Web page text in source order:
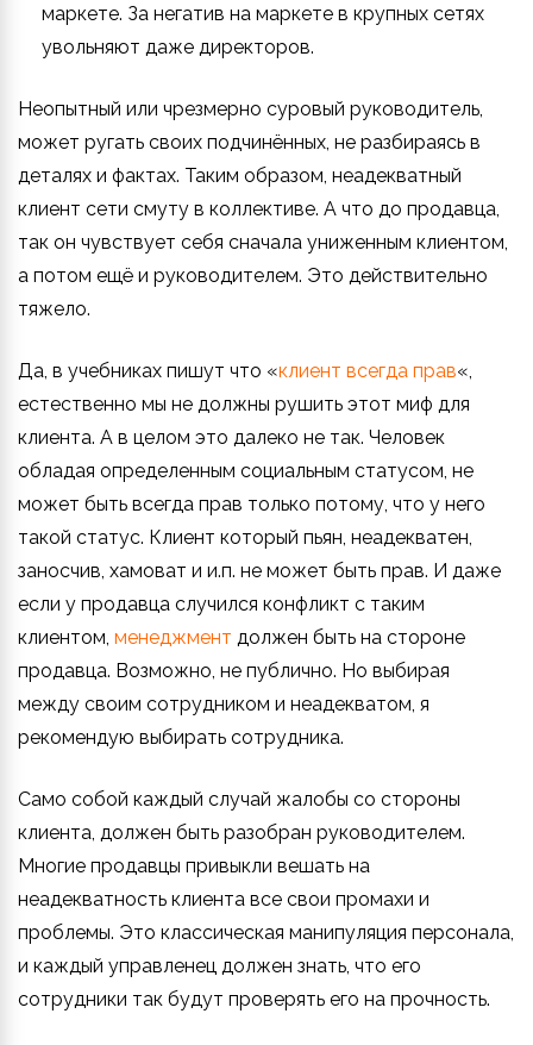
маркете. За негатив на маркете в крупных сетях
увольняют даже директоров.
Неопытный или чрезмерно суровый руководитель,
может ругать своих подчинённых, не разбираясь в
деталях и фактах. Таким образом, неадекватный
клиент сети смуту в коллективе. А что до продавца,
так он чувствует себя сначала униженным клиентом,
а потом ещё и руководителем. Это действительно
тяжело.
Да, в учебниках пишут что «клиент всегда прав«,
естественно мы не должны рушить этот миф для
клиента. А в целом это далеко не так. Человек
обладая определенным социальным статусом, не
может быть всегда прав только потому, что у него
такой статус. Клиент который пьян, неадекватен,
заносчив, хамоват и и.п. не может быть прав. И даже
если у продавца случился конфликт с таким
клиентом, менеджмент должен быть на стороне
продавца. Возможно, не публично. Но выбирая
между своим сотрудником и неадекватом, я
рекомендую выбирать сотрудника.
Само собой каждый случай жалобы со стороны
клиента, должен быть разобран руководителем.
Многие продавцы привыкли вешать на
неадекватность клиента все свои промахи и
проблемы. Это классическая манипуляция персонала,
и каждый управленец должен знать, что его
сотрудники так будут проверять его на прочность.